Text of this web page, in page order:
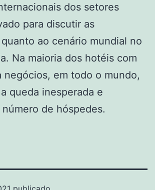
dos setores
para discutir as
ao cenário mundial no
Na maioria dos hotéis com
negócios, em todo o mundo,
queda inesperada e
de hóspedes.